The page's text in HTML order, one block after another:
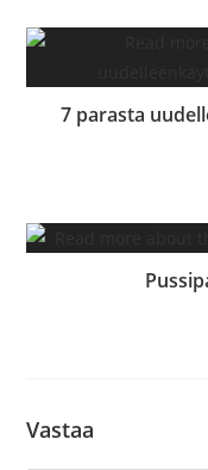
7 parasta
Vastaa